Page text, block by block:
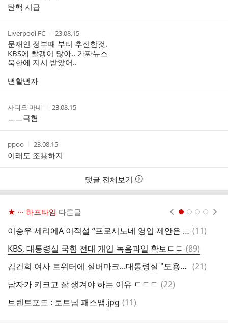
성
자
성
시
간
탄핵 시급
작
성
자
Liverpool FC
작
성
시
간
23.08.15
문재인 정부때 부터 추진한것.
KBS에 빨갱이 많아.. 가짜뉴스
북한에 지시 받았어..
뻔할뻔자
작
자
사디오 마네
작
간
23.08.15
ㅡㅡ극혐
작
성
자
ppoo
작
성
시
간
23.08.15
이래도 조용하지
댓글 전체보기
★ ··· 하프타임 다른글
이승우 세리에A 이적설 “프로시노네 영입 제안은 사실” 댓
(11)
KBS, 대통령실 국힘 전대 개입 녹음파일 확보ㄷㄷ 댓
글
(89)
김건희 여사 트위터에 실버마크...대통령실 "도용방지 차원" 댓
(21)
남자가 키크고 잘 생겨야 하는 이유 ㄷㄷㄷ 댓
(22)
브렌트포드 : 토트넘 패스맵.jpg 댓
(11)